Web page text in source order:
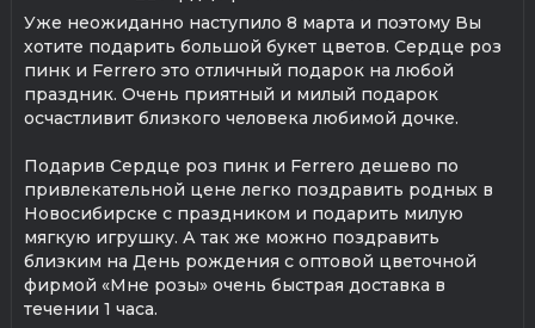
Уже неожиданно наступило 8 марта и поэтому Вы
хотите подарить большой букет цветов. Сердце роз
пинк и Ferrero это отличный подарок на любой
праздник. Очень приятный и милый подарок
осчастливит близкого человека любимой дочке.
Подарив Сердце роз пинк и Ferrero дешево по
привлекательной цене легко поздравить родных в
Новосибирске с праздником и подарить милую
мягкую игрушку. А так же можно поздравить
близким на День рождения с оптовой цветочной
фирмой «Мне розы» очень быстрая доставка в
течении 1 часа.